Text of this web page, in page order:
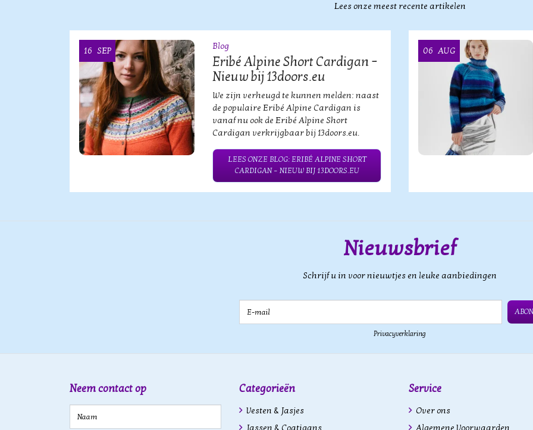
Lees onze meest recente artikelen
16 SEP Blog
Eribé Alpine Short Cardigan –
Nieuw bij 13doors.eu
We zijn verheugd te kunnen melden: naast
de populaire Eribé Alpine Cardigan is
vanaf nu ook de Eribé Alpine Short
Cardigan verkrijgbaar bij 13doors.eu.
LEES ONZE BLOG: ERIBÉ ALPINE SHORT
CARDIGAN – NIEUW BIJ 13DOORS.EU
06 AUG
Nieuwsbrief
Schrijf u in voor nieuwtjes en leuke aanbiedingen
E-mail
Privacyverklaring
Neem contact op Categorieën
Vesten & Jasjes
Service
Over ons